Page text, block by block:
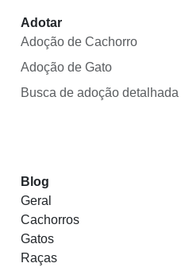
Adotar
Adoção de Cachorro
Adoção de Gato
Busca de adoção detalhada
Blog
Geral
Cachorros
Gatos
Raças